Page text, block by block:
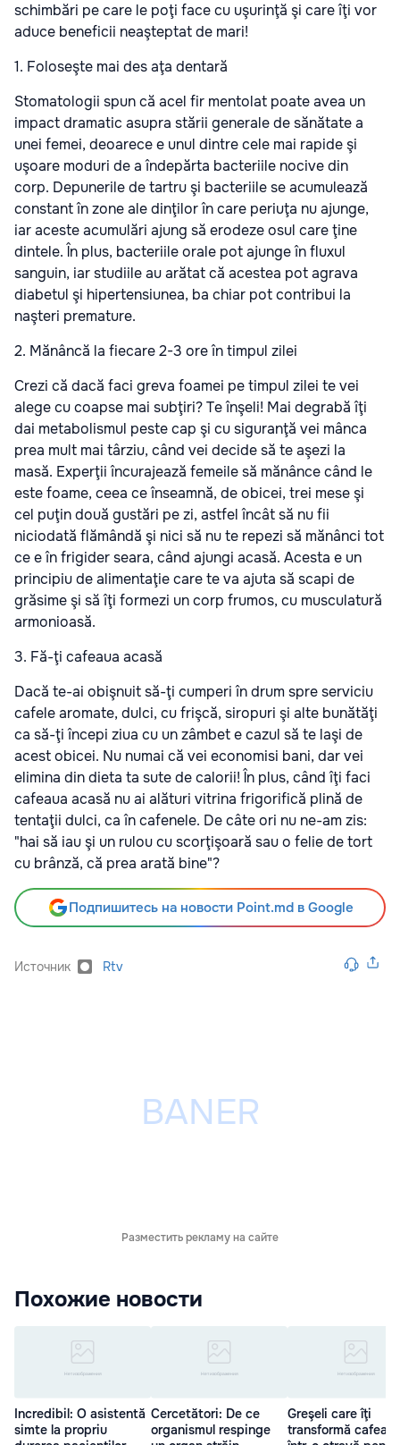
schimbări pe care le poţi face cu uşurinţă şi care îţi vor
aduce beneficii neaşteptat de mari!
1. Foloseşte mai des aţa dentară
Stomatologii spun că acel fir mentolat poate avea un
impact dramatic asupra stării generale de sănătate a
unei femei, deoarece e unul dintre cele mai rapide şi
uşoare moduri de a îndepărta bacteriile nocive din
corp. Depunerile de tartru şi bacteriile se acumulează
constant în zone ale dinţilor în care periuţa nu ajunge,
iar aceste acumulări ajung să erodeze osul care ţine
dintele. În plus, bacteriile orale pot ajunge în fluxul
sanguin, iar studiile au arătat că acestea pot agrava
diabetul şi hipertensiunea, ba chiar pot contribui la
naşteri premature.
2. Mănâncă la fiecare 2-3 ore în timpul zilei
Crezi că dacă faci greva foamei pe timpul zilei te vei
alege cu coapse mai subţiri? Te înşeli! Mai degrabă îţi
dai metabolismul peste cap şi cu siguranţă vei mânca
prea mult mai târziu, când vei decide să te aşezi la
masă. Experţii încurajează femeile să mănânce când le
este foame, ceea ce înseamnă, de obicei, trei mese şi
cel puţin două gustări pe zi, astfel încât să nu fii
niciodată flămândă şi nici să nu te repezi să mănânci tot
ce e în frigider seara, când ajungi acasă. Acesta e un
principiu de alimentaţie care te va ajuta să scapi de
grăsime şi să îţi formezi un corp frumos, cu musculatură
armonioasă.
3. Fă-ţi cafeaua acasă
Dacă te-ai obişnuit să-ţi cumperi în drum spre serviciu
cafele aromate, dulci, cu frişcă, siropuri şi alte bunătăţi
ca să-ţi începi ziua cu un zâmbet e cazul să te laşi de
acest obicei. Nu numai că vei economisi bani, dar vei
elimina din dieta ta sute de calorii! În plus, când îţi faci
cafeaua acasă nu ai alături vitrina frigorifică plină de
tentaţii dulci, ca în cafenele. De câte ori nu ne-am zis:
"hai să iau şi un rulou cu scorţişoară sau o felie de tort
cu brânză, că prea arată bine"?
Подпишитесь на новости Point.md в Google
Источник Rtv
Разместить рекламу на сайте
Похожие новости
Incredibil: O asistentă
simte la propriu
Cercetători: De ce
organismul respinge
Greşeli care îţi
transformă